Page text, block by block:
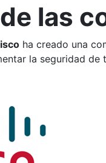
las
ha creado una
la seguridad